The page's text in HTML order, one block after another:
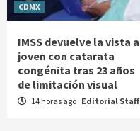
CDMX
IMSS devuelve la vista a
joven con catarata
congénita tras 23 años
de limitación visual
14 horas ago Editorial Staff